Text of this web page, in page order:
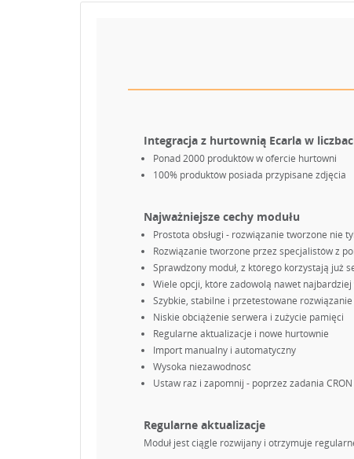
Integracja z hurtownią Ecarla w
Ponad 2000 produktów w ofercie hurtowni
100% produktów posiada przypisane zdjęcia
Najważniejsze cechy modułu
Prostota obsługi - rozwiązanie tworzone nie
Rozwiązanie tworzone przez specjalistów z
Sprawdzony moduł, z którego korzystają już
Wiele opcji, które zadowolą nawet
Szybkie, stabilne i przetestowane rozwiązanie
Niskie obciążenie serwera i zużycie pamięci
Regularne aktualizacje i nowe hurtownie
Import manualny i automatyczny
Wysoka niezawodność
Ustaw raz i zapomnij - poprzez zadania CRON
Regularne aktualizacje
Moduł jest ciągle rozwijany i otrzymuje